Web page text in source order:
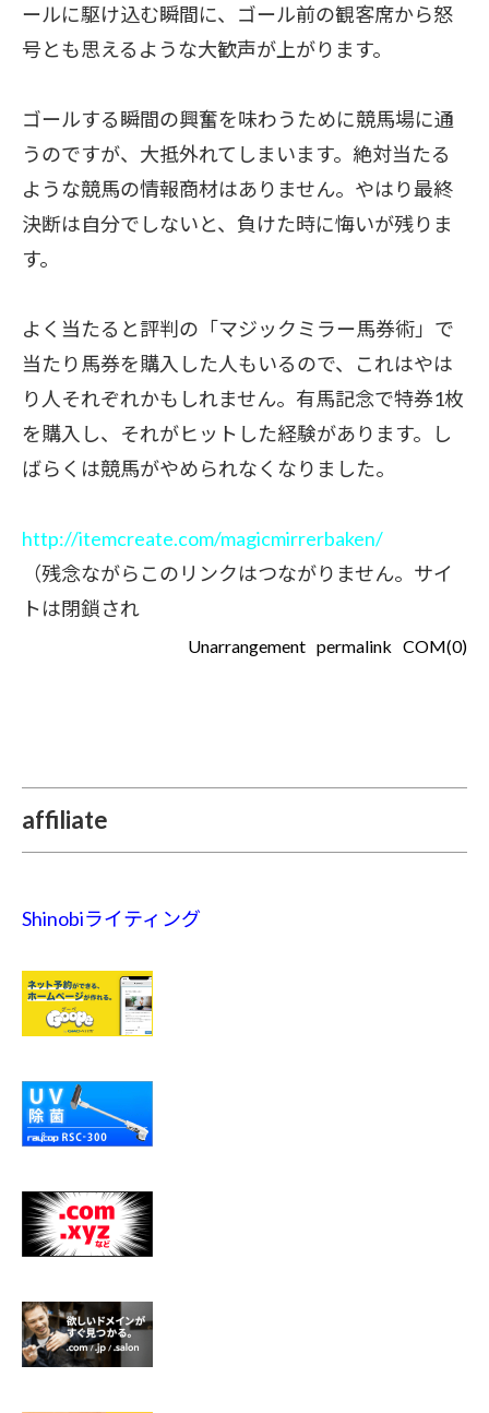
ールに駆け込む瞬間に、ゴール前の観客席から怒
号とも思えるような大歓声が上がります。
ゴールする瞬間の興奮を味わうために競馬場に通
うのですが、大抵外れてしまいます。絶対当たる
ような競馬の情報商材はありません。やはり最終
決断は自分でしないと、負けた時に悔いが残りま
す。
よく当たると評判の「マジックミラー馬券術」で
当たり馬券を購入した人もいるので、これはやは
り人それぞれかもしれません。有馬記念で特券1枚
を購入し、それがヒットした経験があります。し
ばらくは競馬がやめられなくなりました。
http://itemcreate.com/magicmirrerbaken/
（残念ながらこのリンクはつながりません。サイ
トは閉鎖され
Unarrangement permalink COM(0)
affiliate
Shinobiライティング